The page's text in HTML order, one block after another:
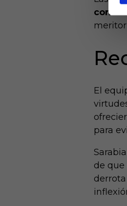
como
El
para
de que